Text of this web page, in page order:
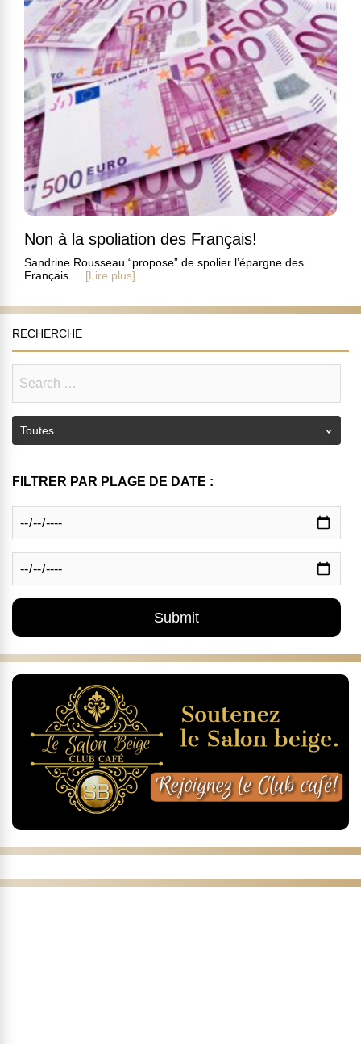
Non à la spoliation des Français!
Sandrine Rousseau “propose” de spolier l’épargne des
Français ...
[Lire plus]
RECHERCHE
FILTRER PAR PLAGE DE DATE :